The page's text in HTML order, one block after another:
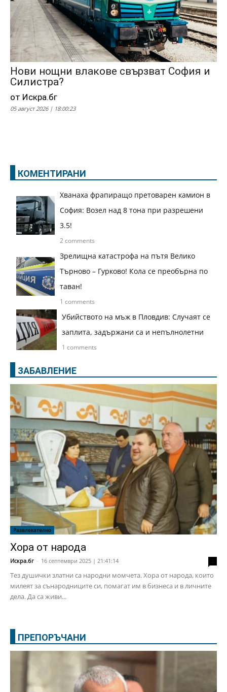
Нови нощни влакове свързват София и
Силистра?
от Искра.бг
05 август 2026 | 18:00:23
КОМЕНТИРАНИ
Хванаха фрапиращо претоварен камион в
София: Возел над 8 тона при разрешени
3.5!
2 comments
Зрелищна катастрофа на пътя Велико
Търново – Гурково! Кола се преобърна по
таван!
1 comments
Убийството на мъж в Пловдив: Случаят се
заплита, задържани са и непълнолетни
1 comments
ЗАБАВЛЕНИЕ
Развлекателно
Хора от народа
Искра.бг - 16 септември 2025 | 21:41:14
Тез душички златни са народни момчета. Хора от народа, които
милеят за сънародниците си, помагат им в бизнеса и в личните
дела. Да са живи...
ПРЕПОРЪЧАНИ